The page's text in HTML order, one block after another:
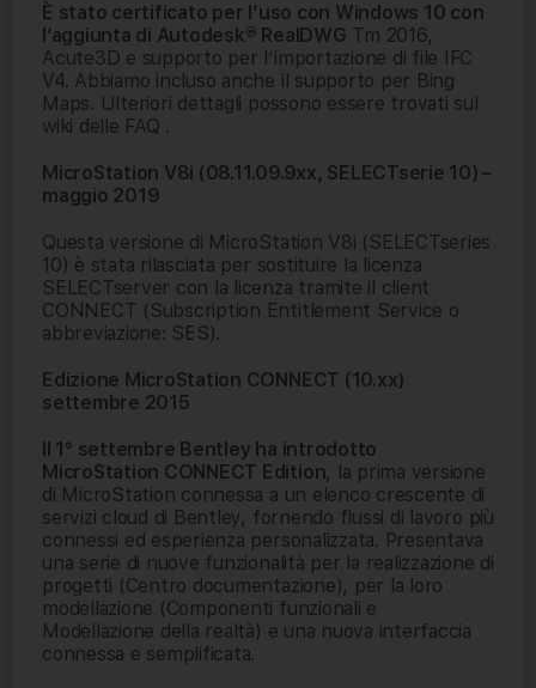
È stato certificato per l’uso con Windows 10 con
l’aggiunta di Autodesk® RealDWG Tm 2016,
Acute3D e supporto per l’importazione di file IFC
V4. Abbiamo incluso anche il supporto per Bing
Maps. Ulteriori dettagli possono essere trovati sul
wiki delle FAQ .
MicroStation V8i (08.11.09.9xx, SELECTserie 10) –
maggio 2019
Questa versione di MicroStation V8i (SELECTseries
10) è stata rilasciata per sostituire la licenza
SELECTserver con la licenza tramite il client
CONNECT (Subscription Entitlement Service o
abbreviazione: SES).
Edizione MicroStation CONNECT (10.xx)
settembre 2015
Il 1° settembre Bentley ha introdotto
MicroStation CONNECT Edition, la prima versione
di MicroStation connessa a un elenco crescente di
servizi cloud di Bentley, fornendo flussi di lavoro più
connessi ed esperienza personalizzata. Presentava
una serie di nuove funzionalità per la realizzazione di
progetti (Centro documentazione), per la loro
modellazione (Componenti funzionali e
Modellazione della realtà) e una nuova interfaccia
connessa e semplificata.